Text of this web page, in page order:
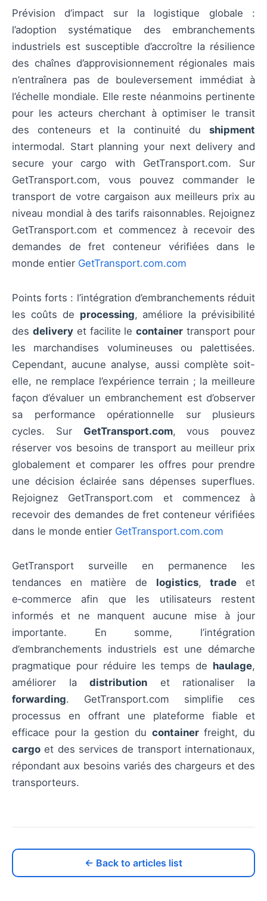
Prévision d’impact sur la logistique globale :
l’adoption systématique des embranchements
industriels est susceptible d’accroître la résilience
des chaînes d’approvisionnement régionales mais
n’entraînera pas de bouleversement immédiat à
l’échelle mondiale. Elle reste néanmoins pertinente
pour les acteurs cherchant à optimiser le transit
des conteneurs et la continuité du shipment
intermodal. Start planning your next delivery and
secure your cargo with GetTransport.com. Sur
GetTransport.com, vous pouvez commander le
transport de votre cargaison aux meilleurs prix au
niveau mondial à des tarifs raisonnables. Rejoignez
GetTransport.com et commencez à recevoir des
demandes de fret conteneur vérifiées dans le
monde entier GetTransport.com.com
Points forts : l’intégration d’embranchements réduit
les coûts de processing, améliore la prévisibilité
des deliveryet facilite lecontainer transport pour
les marchandises volumineuses ou palettisées.
Cependant, aucune analyse, aussi complète soit-
elle, ne remplace l’expérience terrain ; la meilleure
façon d’évaluer un embranchement est d’observer
sa performance opérationnelle sur plusieurs
cycles. Sur GetTransport.com, vous pouvez
réserver vos besoins de transport au meilleur prix
globalement et comparer les offres pour prendre
une décision éclairée sans dépenses superflues.
Rejoignez GetTransport.com et commencez à
recevoir des demandes de fret conteneur vérifiées
dans le monde entier GetTransport.com.com
GetTransport surveille en permanence les
tendances en matière de logistics,trade et
e‑commerce afin que les utilisateurs restent
informés et ne manquent aucune mise à jour
importante. En somme, l’intégration
d’embranchements industriels est une démarche
pragmatique pour réduire les temps de haulage,
améliorer ladistribution et rationaliser la
forwarding. GetTransport.com simplifie ces
processus en offrant une plateforme fiable et
efficace pour la gestion du containerfreight, du
cargo et des services de transport internationaux,
répondant aux besoins variés des chargeurs et des
transporteurs.
← Back to articles list